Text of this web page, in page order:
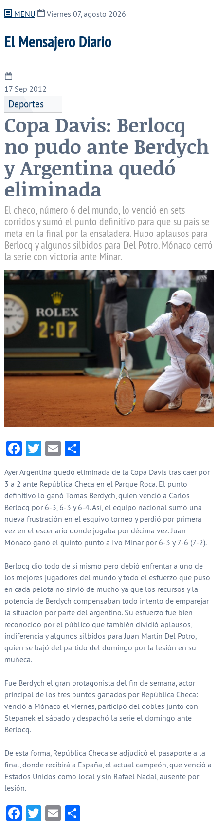
MENU Viernes 07, agosto 2026
El Mensajero Diario
17Sep 2012
Deportes
Copa Davis: Berlocq
no pudo ante Berdych
y Argentina quedó
eliminada
El checo, número 6 del mundo, lo venció en sets
corridos y sumó el punto definitivo para que su país se
meta en la final por la ensaladera. Hubo aplausos para
Berlocq y algunos silbidos para Del Potro. Mónaco cerró
la serie con victoria ante Minar.
Facebook
Twitter
EmailCompartir
Ayer Argentina quedó eliminada de la Copa Davis tras caer por
3 a 2 ante República Checa en el Parque Roca. El punto
definitivo lo ganó Tomas Berdych, quien venció a Carlos
Berlocq por 6-3, 6-3 y 6-4. Así, el equipo nacional sumó una
nueva frustración en el esquivo torneo y perdió por primera
vez en el escenario donde jugaba por décima vez. Juan
Mónaco ganó el quinto punto a Ivo Minar por 6-3 y 7-6 (7-2).
Berlocq dio todo de sí mismo pero debió enfrentar a uno de
los mejores jugadores del mundo y todo el esfuerzo que puso
en cada pelota no sirvió de mucho ya que los recursos y la
potencia de Berdych compensaban todo intento de emparejar
la situación por parte del argentino. Su esfuerzo fue bien
reconocido por el público que también dividió aplausos,
indiferencia y algunos silbidos para Juan Martín Del Potro,
quien se bajó del partido del domingo por la lesión en su
muñeca.
Fue Berdych el gran protagonista del fin de semana, actor
principal de los tres puntos ganados por República Checa:
venció a Mónaco el viernes, participó del dobles junto con
Stepanek el sábado y despachó la serie el domingo ante
Berlocq.
De esta forma, República Checa se adjudicó el pasaporte a la
final, donde recibirá a España, el actual campeón, que venció a
Estados Unidos como local y sin Rafael Nadal, ausente por
lesión.
Facebook
Twitter
EmailCompartir